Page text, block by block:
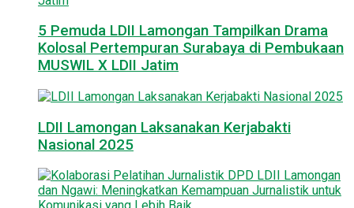
5 Pemuda LDII Lamongan Tampilkan Drama
Kolosal Pertempuran Surabaya di Pembukaan
MUSWIL X LDII Jatim
LDII Lamongan Laksanakan Kerjabakti
Nasional 2025